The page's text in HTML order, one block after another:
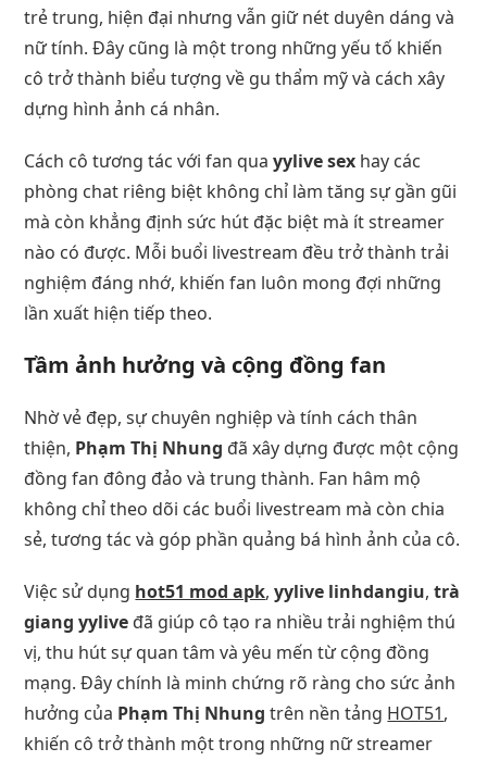
trẻ trung, hiện đại nhưng vẫn giữ nét duyên dáng và
nữ tính. Đây cũng là một trong những yếu tố khiến
cô trở thành biểu tượng về gu thẩm mỹ và cách xây
dựng hình ảnh cá nhân.
Cách cô tương tác với fan quayylive sex hay các
phòng chat riêng biệt không chỉ làm tăng sự gần gũi
mà còn khẳng định sức hút đặc biệt mà ít streamer
nào có được. Mỗi buổi livestream đều trở thành trải
nghiệm đáng nhớ, khiến fan luôn mong đợi những
lần xuất hiện tiếp theo.
Tầm ảnh hưởng và cộng đồng fan
Nhờ vẻ đẹp, sự chuyên nghiệp và tính cách thân
thiện, Phạm Thị Nhung đã xây dựng được một cộng
đồng fan đông đảo và trung thành. Fan hâm mộ
không chỉ theo dõi các buổi livestream mà còn chia
sẻ, tương tác và góp phần quảng bá hình ảnh của cô.
Việc sử dụng hot51 mod apk,yylive linhdangiu,trà
giang yylive đã giúp cô tạo ra nhiều trải nghiệm thú
vị, thu hút sự quan tâm và yêu mến từ cộng đồng
mạng. Đây chính là minh chứng rõ ràng cho sức ảnh
hưởng của Phạm Thị Nhung trên nền tảng HOT51,
khiến cô trở thành một trong những nữ streamer